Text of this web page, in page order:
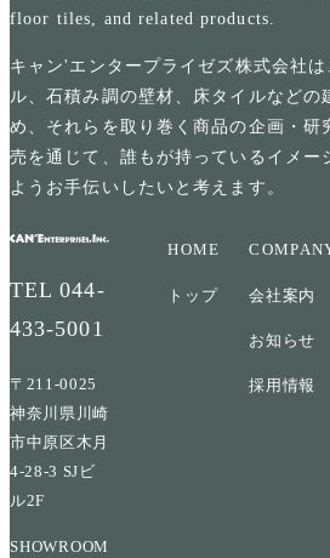
floor tiles, and related products.
キャン'エンタープライゼズ株式会社
ル、石積み調の壁材、床タイルなどの
め、それらを取り巻く商品の企画・研
売を通じて、誰もが持っているイメー
ようお手伝いしたいと考えます。
TEL044-
433-5001
〒211-0025
神奈川県川崎
市中原区木月
4-28-3 SJビ
ル2F
SHOWROOM
HOME
トップ 会社案内
お知らせ
採用情報